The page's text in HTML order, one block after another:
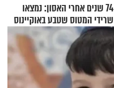
74 שנים אחרי האסון: נמצאו
שרידי המטוס שטבע באוקיינוס
עם עשרות נוסעים